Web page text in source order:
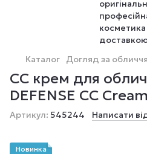
Каталог Догляд за
CC крем для
DEFENSE CC
Артикул: 545244 Написати
Новинка